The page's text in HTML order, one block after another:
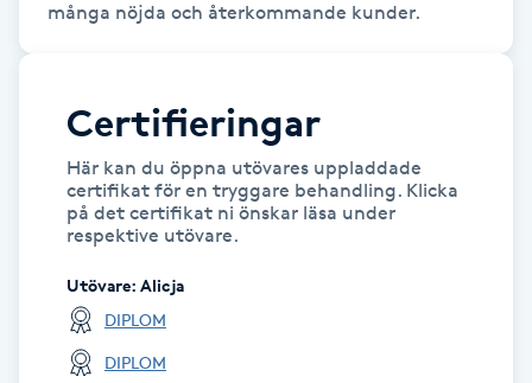
Headspa
Healing
många nöjda och återkommande kunder.
Certifieringar
Här kan du öppna utövares uppladdade
certifikat för en tryggare behandling. Klicka
på det certifikat ni önskar läsa under
respektive utövare.
Utövare: Alicja
DIPLOM
DIPLOM